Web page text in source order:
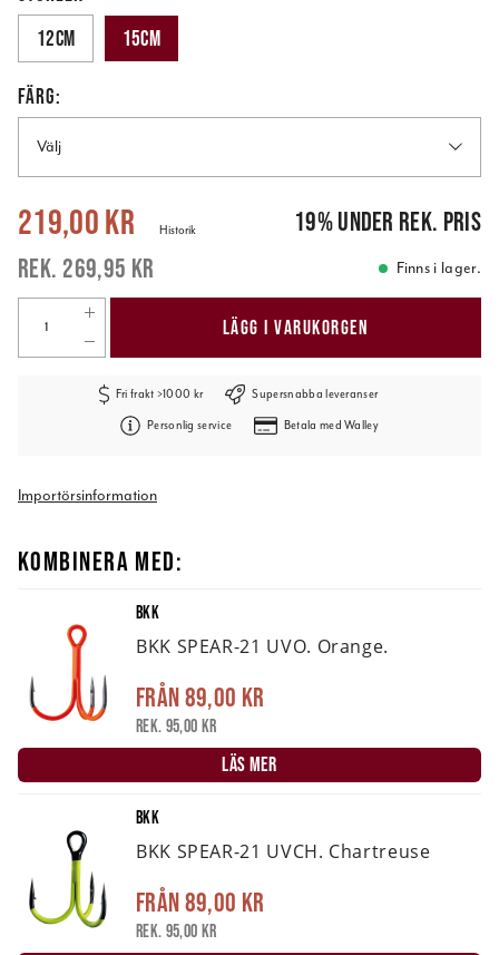
12cm
15cm
FÄRG:
Välj
Nuvarande pris:219,00 kr 269,95 kr
219,00 kr
269,95 kr
Historik 19%under rek. pris
Finns i lager.
LÄGG I VARUKORGEN
Fri frakt >1000 kr Supersnabba leveranser
Personlig service Betala med Walley
Importörsinformation
KOMBINERA MED:
BKK
BKK SPEAR-21 UVO. Orange.
Från89,00 kr
Rek. 95,00 kr
LÄS MER
BKK
BKK SPEAR-21 UVCH. Chartreuse
Från89,00 kr
Rek. 95,00 kr